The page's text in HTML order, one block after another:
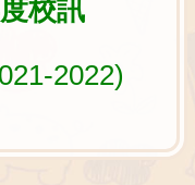
校訊
2022)